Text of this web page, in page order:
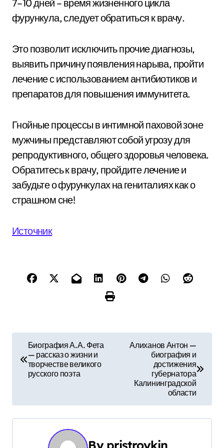
7–10 дней – время жизненного цикла
фурункула, следует обратиться к врачу.
Это позволит исключить прочие диагнозы,
выявить причину появления нарыва, пройти
лечение с использованием антибиотиков и
препаратов для повышения иммунитета.
Гнойные процессы в интимной паховой зоне
мужчины представляют собой угрозу для
репродуктивного, общего здоровья человека.
Обратитесь к врачу, пройдите лечение и
забудьте о фурункулах на гениталиях как о
страшном сне!
Источник
и
г
Биография А.А. Фета
— рассказ о жизни и
творчестве великого
русского поэта
Алиханов Антон —
биография и
достижения
губернатора
Калининградской
области
By pristroykin_